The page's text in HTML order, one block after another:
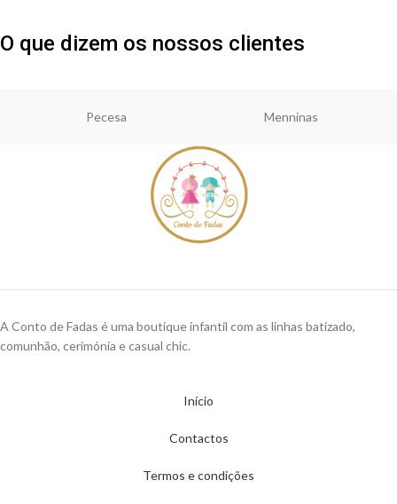
O que dizem os nossos clientes
Pecesa Menninas
A Conto de Fadas é uma boutique infantil com as linhas batizado,
comunhão, cerimónia e casual chic.
Início
Contactos
Termos e condições